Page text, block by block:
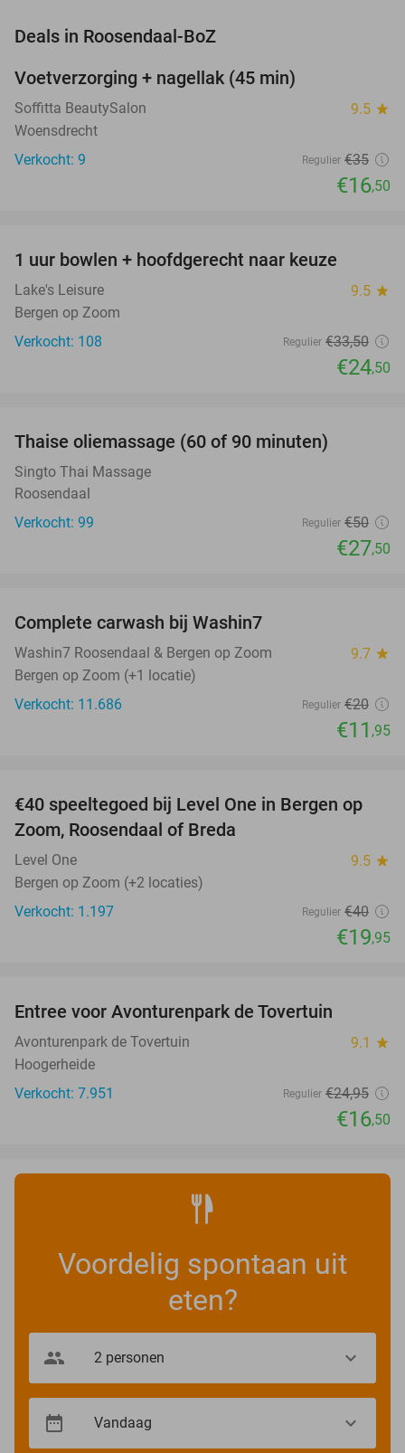
Deals in Roosendaal-BoZ
TODAY
Voetverzorging + nagellak (45 min)
Soffitta BeautySalon 9.5 star
Woensdrecht
Verkocht: 9
Regulier €35
€16,50
1 uur bowlen + hoofdgerecht naar keuze
Lake's Leisure 9.5 star
Bergen op Zoom
Verkocht: 108
Regulier €33,50
€24,50
Thaise oliemassage (60 of 90 minuten)
Singto Thai Massage
Roosendaal
Verkocht: 99
Regulier €50
€27,50
Complete carwash bij Washin7
Washin7 Roosendaal & Bergen op Zoom 9.7 star
Bergen op Zoom (+1 locatie)
Verkocht: 11.686
Regulier €20
€11 ,95
50%
€40 speeltegoed bij Level One in Bergen op
Zoom, Roosendaal of Breda
Level One 9.5 star
Bergen op Zoom (+2 locaties)
Verkocht: 1.197
Regulier €40
€19,95
Entree voor Avonturenpark de Tovertuin
Avonturenpark de Tovertuin 9.1 star
Hoogerheide
Verkocht: 7.951
Regulier €24,95
€16,50
Voordelig spontaan uit
eten?